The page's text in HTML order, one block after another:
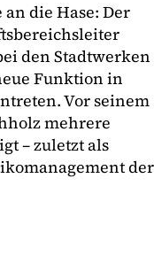
die Hase: Der
den Stadtwerken
Funktion in
Vor seinem
mehrere
– zuletzt als
der